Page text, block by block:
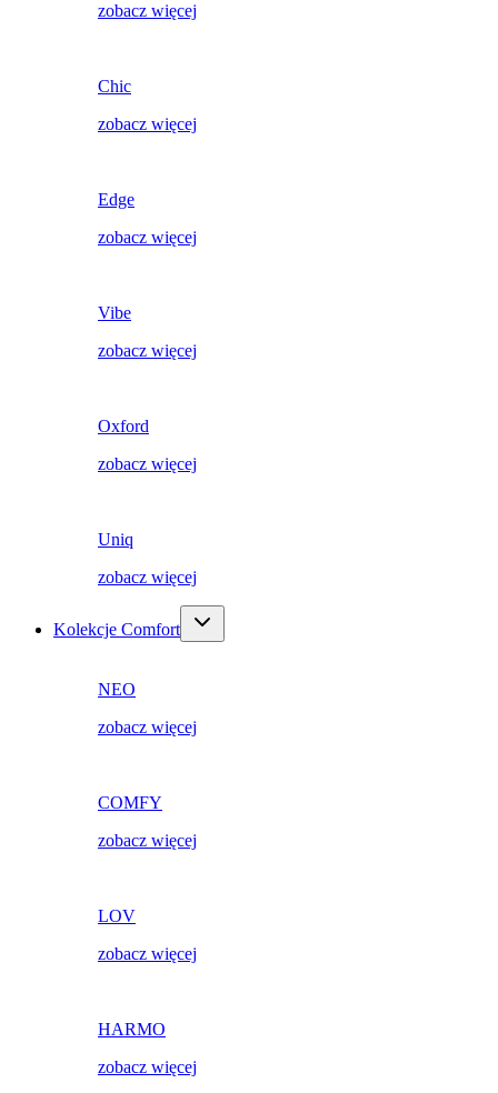
zobacz więcej
Chic
zobacz więcej
Edge
zobacz więcej
Vibe
zobacz więcej
Oxford
zobacz więcej
Uniq
zobacz więcej
Kolekcje Comfort
NEO
zobacz więcej
COMFY
zobacz więcej
LOV
zobacz więcej
HARMO
zobacz więcej